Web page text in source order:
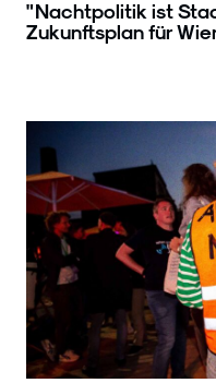
"Nachtpolitik ist
Zukunftsplan für